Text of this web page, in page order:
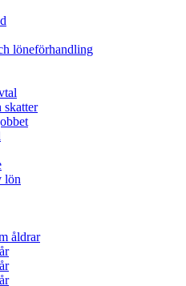
löneförhandling
skatter
lön
åldrar